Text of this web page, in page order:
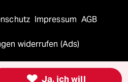
Impressum AGB
widerrufen (Ads)
 Ja, ich will